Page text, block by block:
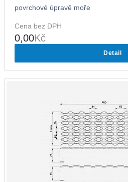
povrchové úpravě moře
Cena bez DPH
0,00Kč
Detail